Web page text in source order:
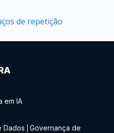
de repetição
em IA
Dados
Governança de